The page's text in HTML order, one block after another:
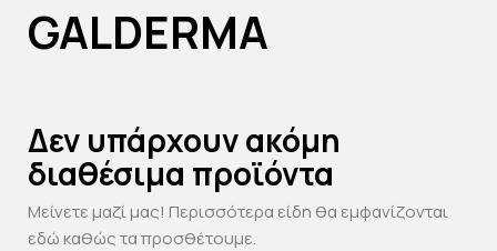
GALDERMA
Δεν υπάρχουν ακόμη
διαθέσιμα προϊόντα
Μείνετε μαζί μας! Περισσότερα είδη θα εμφανίζονται
εδώ καθώς τα προσθέτουμε.